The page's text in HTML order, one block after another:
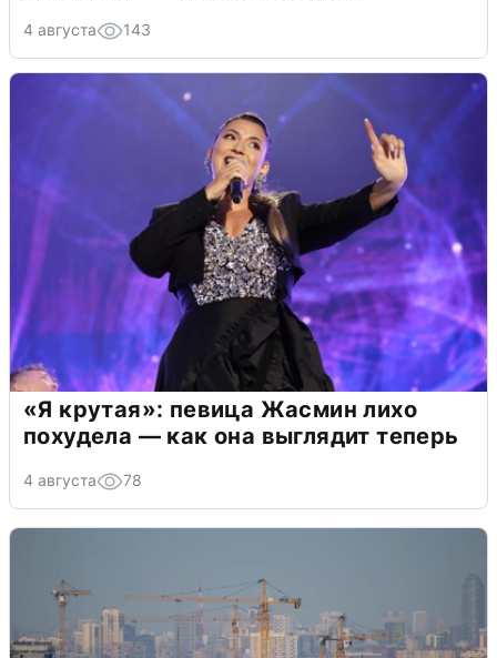
4 августа 143
«Я крутая»: певица Жасмин лихо
похудела — как она выглядит теперь
4 августа 78